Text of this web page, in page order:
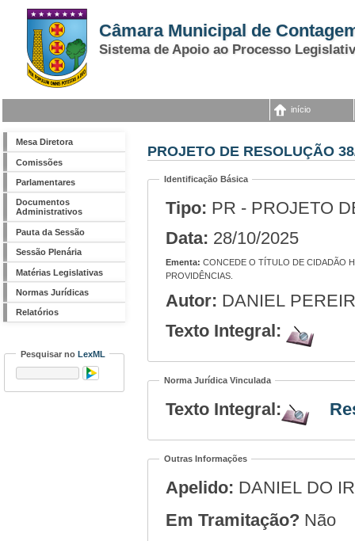
Câmara Municipal de
Sistema de Apoio ao Processo
início
Mesa Diretora
Comissões
Parlamentares
Documentos
Administrativos
Pauta da Sessão
Sessão Plenária
Matérias Legislativas
Normas Jurídicas
Relatórios
Pesquisar no LexML
PROJETO DE RESOLUÇÃO
Identificação Básica
Tipo: PR - PROJETO
Data: 28/10/2025
Ementa:
PROVIDÊNCIAS.
Autor: DANIEL
Texto Integral:
Norma Jurídica Vinculada
Texto Integral:
Outras Informações
Apelido: DANIEL DO
Em Tramitação? Não